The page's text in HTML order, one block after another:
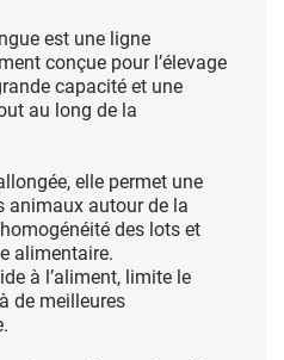
est une ligne
conçue pour l’élevage
capacité et une
au long de la
elle permet une
animaux autour de la
des lots et
alimentaire.
à l’aliment, limite le
de meilleures